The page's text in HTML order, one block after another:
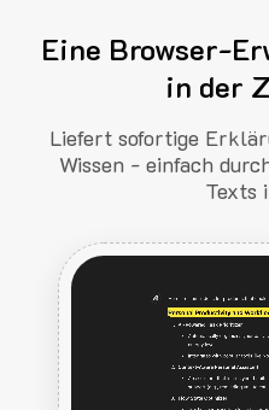
Eine Browser-
in der
Liefert sofortige
Wissen - einfach
Texts